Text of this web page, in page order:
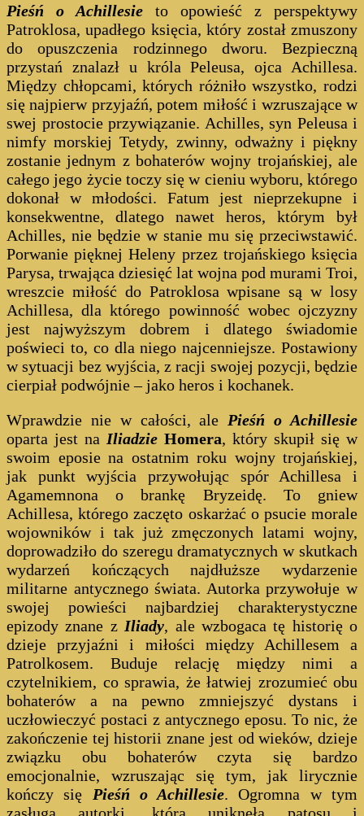
Pieśń o Achillesie to opowieść z perspektywy
Patroklosa, upadłego księcia, który został zmuszony
do opuszczenia rodzinnego dworu. Bezpieczną
przystań znalazł u króla Peleusa, ojca Achillesa.
Między chłopcami, których różniło wszystko, rodzi
się najpierw przyjaźń, potem miłość i wzruszające w
swej prostocie przywiązanie. Achilles, syn Peleusa i
nimfy morskiej Tetydy, zwinny, odważny i piękny
zostanie jednym z bohaterów wojny trojańskiej, ale
całego jego życie toczy się w cieniu wyboru, którego
dokonał w młodości. Fatum jest nieprzekupne i
konsekwentne, dlatego nawet heros, którym był
Achilles, nie będzie w stanie mu się przeciwstawić.
Porwanie pięknej Heleny przez trojańskiego księcia
Parysa, trwająca dziesięć lat wojna pod murami Troi,
wreszcie miłość do Patroklosa wpisane są w losy
Achillesa, dla którego powinność wobec ojczyzny
jest najwyższym dobrem i dlatego świadomie
poświeci to, co dla niego najcenniejsze. Postawiony
w sytuacji bez wyjścia, z racji swojej pozycji, będzie
cierpiał podwójnie – jako heros i kochanek.
Wprawdzie nie w całości, ale Pieśń o Achillesie
oparta jest na Iliadzie Homera, który skupił się w
swoim eposie na ostatnim roku wojny trojańskiej,
jak punkt wyjścia przywołując spór Achillesa i
Agamemnona o brankę Bryzeidę. To gniew
Achillesa, którego zaczęto oskarżać o psucie morale
wojowników i tak już zmęczonych latami wojny,
doprowadziło do szeregu dramatycznych w skutkach
wydarzeń kończących najdłuższe wydarzenie
militarne antycznego świata. Autorka przywołuje w
swojej powieści najbardziej charakterystyczne
epizody znane z Iliady, ale wzbogaca tę historię o
dzieje przyjaźni i miłości między Achillesem a
Patrolkosem. Buduje relację między nimi a
czytelnikiem, co sprawia, że łatwiej zrozumieć obu
bohaterów a na pewno zmniejszyć dystans i
uczłowieczyć postaci z antycznego eposu. To nic, że
zakończenie tej historii znane jest od wieków, dzieje
związku obu bohaterów czyta się bardzo
emocjonalnie, wzruszając się tym, jak lirycznie
kończy się Pieśń o Achillesie. Ogromna w tym